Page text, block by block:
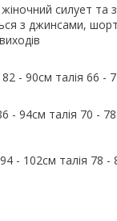
силует
з джинсами,
- 90см талія 66 -
- 94см талія 70 -
- 102см талія 78 -